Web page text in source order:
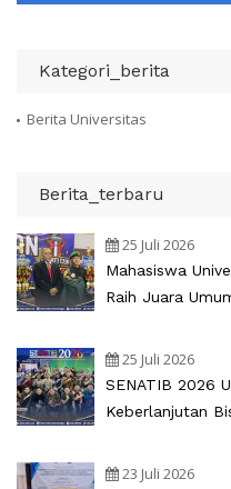
Kategori_berita
Berita Universitas
Berita_terbaru
25 Juli 2026
Mahasiswa
Raih Juara
25 Juli 2026
SENATIB 2026
Keberlanjutan
23 Juli 2026